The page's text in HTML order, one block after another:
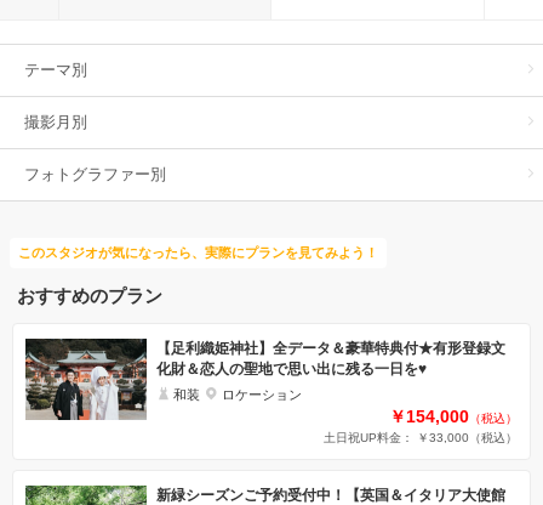
テーマ別
撮影月別
フォトグラファー別
このスタジオが気になったら、実際にプランを見てみよう！
おすすめのプラン
【足利織姫神社】全データ＆豪華特典付★有形登録文
化財＆恋人の聖地で思い出に残る一日を♥
和装 ロケーション
￥154,000 （税込）
土日祝UP料金： ￥33,000 （税込）
新緑シーズンご予約受付中！【英国＆イタリア大使館